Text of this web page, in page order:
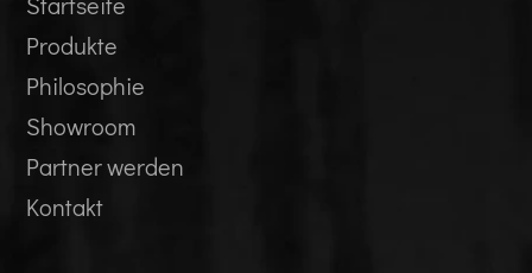
Produkte
Philosophie
Showroom
Partner werden
Kontakt